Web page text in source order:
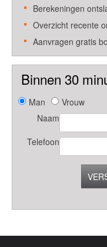
Berekeningen
Overzicht recente
Aanvragen gratis
Binnen 30
Man
Vrouw
Naam
Telefoon